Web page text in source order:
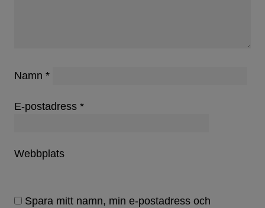
Namn *
E-postadress *
Webbplats
Spara mitt namn, min e-postadress och